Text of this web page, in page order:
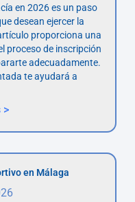
en 2026 es un paso
desean ejercer la
proporciona una
proceso de inscripción
adecuadamente.
te ayudará a
>
en Málaga